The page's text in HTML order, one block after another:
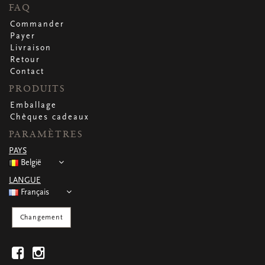
CARTES DE VOEUX
Petites cartes carrées
Regardez toutes
Petites cartes oblongues
Regardez toutes
Petites cartes rectangulaires
Regardez toutes
Cartes de voeux
Regardez toutes
Par occasion
Regardez toutes
FAQ
Commander
Payer
Livraison
Retour
Contact
PRODUITS
Emballage
Chèques cadeaux
PARAMÈTRES
PAYS
België
LANGUE
Français
Changement